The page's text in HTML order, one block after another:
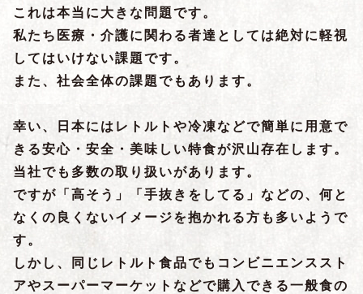
これは本当に大きな問題です。
私たち医療・介護に関わる者達としては絶対に軽視
してはいけない課題です。
また、社会全体の課題でもあります。
幸い、日本にはレトルトや冷凍などで簡単に用意で
きる安心・安全・美味しい特食が沢山存在します。
当社でも多数の取り扱いがあります。
ですが「高そう」「手抜きをしてる」などの、何と
なくの良くないイメージを抱かれる方も多いようで
す。
しかし、同じレトルト食品でもコンビニエンススト
アやスーパーマーケットなどで購入できる一般食の